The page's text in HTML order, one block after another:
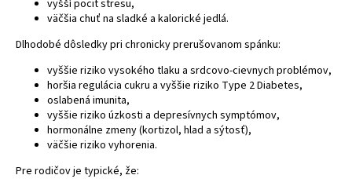
vyšší pocit stresu,
väčšia chuť na sladké a kalorické jedlá.
Dlhodobé dôsledky pri chronicky prerušovanom spánku:
vyššie riziko vysokého tlaku a srdcovo-cievnych problémov,
horšia regulácia cukru a vyššie riziko Type 2 Diabetes,
oslabená imunita,
vyššie riziko úzkosti a depresívnych symptómov,
hormonálne zmeny (kortizol, hlad a sýtosť),
väčšie riziko vyhorenia.
Pre rodičov je typické, že:
t
ť